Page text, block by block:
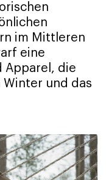
im Mittleren
eine
Apparel, die
Winter und das